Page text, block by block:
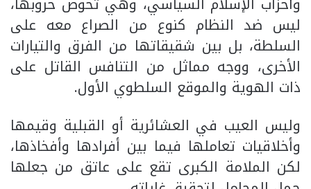
ليس ضد النظام كنوع من الصراع معه على
السلطة، بل بين شقيقاتها من الفرق والتيارات
الأخرى، ووجه مماثل من التنافس القاتل على
ذات الهوية والموقع السلطوي الأول.
وليس العيب في العشائرية أو القبلية وقيمها
وأخلاقيات تعاملها فيما بين أفرادها وأفخاذها،
لكن الملامة الكبرى تقع على عاتق من جعلها